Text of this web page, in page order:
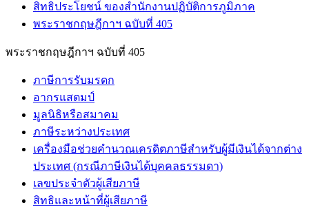
สิทธิประโยชน์ ของสำนักงานปฏิบัติการภูมิภาค
พระราชกฤษฎีกาฯ ฉบับที่ 405
พระราชกฤษฎีกาฯ ฉบับที่ 405
ภาษีการรับมรดก
อากรแสตมป์
มูลนิธิหรือสมาคม
ภาษีระหว่างประเทศ
เครื่องมือช่วยคำนวณเครดิตภาษีสำหรับผู้มีเงินได้จากต่าง
ประเทศ (กรณีภาษีเงินได้บุคคลธรรมดา)
เลขประจำตัวผู้เสียภาษี
สิทธิและหน้าที่ผู้เสียภาษี